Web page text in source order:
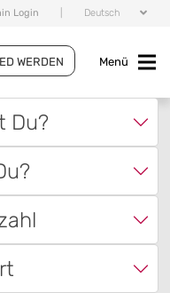
Login Deutsch
WERDEN Menü
Du?